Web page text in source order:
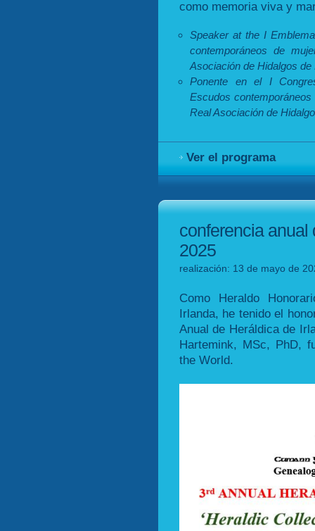
como memoria viva y
Speaker at the I
contemporáneos de
Asociación de Hidalgos
Ponente en el I
Escudos
Real Asociación de
Ver el programa
conferencia anual
2025
realización: 13 de mayo de
Como Heraldo
Irlanda, he tenido el
Anual de Heráldica de
Hartemink, MSc, PhD,
the World.